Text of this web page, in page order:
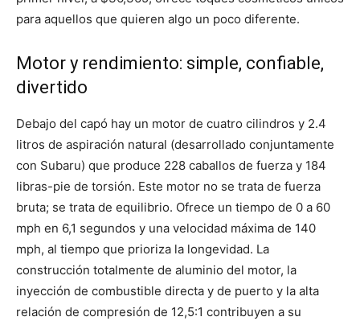
para aquellos que quieren algo un poco diferente.
Motor y rendimiento: simple, confiable,
divertido
Debajo del capó hay un motor de cuatro cilindros y 2.4
litros de aspiración natural (desarrollado conjuntamente
con Subaru) que produce 228 caballos de fuerza y 184
libras-pie de torsión. Este motor no se trata de fuerza
bruta; se trata de equilibrio. Ofrece un tiempo de 0 a 60
mph en 6,1 segundos y una velocidad máxima de 140
mph, al tiempo que prioriza la longevidad. La
construcción totalmente de aluminio del motor, la
inyección de combustible directa y de puerto y la alta
relación de compresión de 12,5:1 contribuyen a su